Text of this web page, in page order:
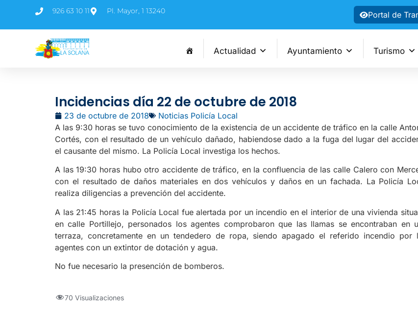
926 63 10 11 Pl. Mayor, 1 13240 Portal de
Actualidad Ayuntamiento Turismo
Incidencias día 22 de octubre de 2018
23 de octubre de 2018
Noticias Policía Local
A las 9:30 horas se tuvo conocimiento de la existencia de un accidente de tráfico en la calle
Cortés, con el resultado de un vehículo dañado, habiendose dado a la fuga del lugar del
el causante del mismo. La Policía Local investiga los hechos.
A las 19:30 horas hubo otro accidente de tráfico, en la confluencia de las calle Calero con
con el resultado de daños materiales en dos vehículos y daños en un fachada. La Policía
realiza diligencias a prevención del accidente.
A las 21:45 horas la Policía Local fue alertada por un incendio en el interior de una vivienda
en calle Portillejo, personados los agentes comprobaron que las llamas se encontraban en
terraza, concretamente en un tendedero de ropa, siendo apagado el referido incendio por
agentes con un extintor de dotación y agua.
No fue necesario la presención de bomberos.
70 Visualizaciones